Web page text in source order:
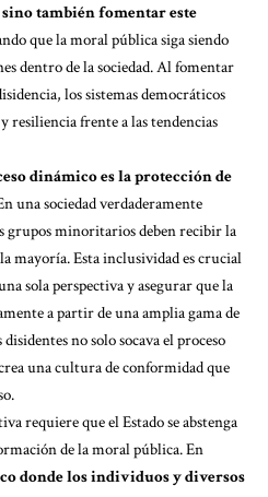
también fomentar este
que la moral pública siga siendo
dentro de la sociedad. Al fomentar
los sistemas democráticos
resiliencia frente a las tendencias
dinámico es la protección de
una sociedad verdaderamente
grupos minoritarios deben recibir la
mayoría. Esta inclusividad es crucial
sola perspectiva y asegurar que la
a partir de una amplia gama de
no solo socava el proceso
una cultura de conformidad que
requiere que el Estado se abstenga
de la moral pública. En
donde los individuos y diversos